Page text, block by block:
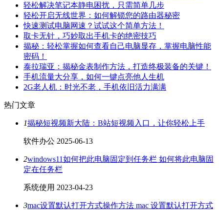
轻松解决笔记本静电困扰，只需简单几步
轻松开启无线世界：如何解锁您的路由器秘密
快速测试电脑网速？试试这个简单方法！
取卡无针，巧妙取出手机卡的绝密技巧
揭秘：轻松掌握如何查看自己电脑显存，掌握电脑性能
密码！
泰拉瑞亚：揭秘金表制作方法，打造终极装备的关键！
手机流量大分享，如何一键点亮他人生机
2G老人机：时光不老，手机依旧活力满满
热门文章
1揭秘短视频新大陆：B站短视频入口，让你轻松上手
软件办公 2025-06-13
2windows11如何把此电脑固定到任务栏 如何将此电脑固
定在任务栏
系统使用 2023-04-23
3mac设置默认打开方式操作方法 mac 设置默认打开方式